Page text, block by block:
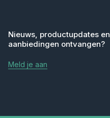
Nieuws, productupdates en
aanbiedingen ontvangen?
Meld je aan